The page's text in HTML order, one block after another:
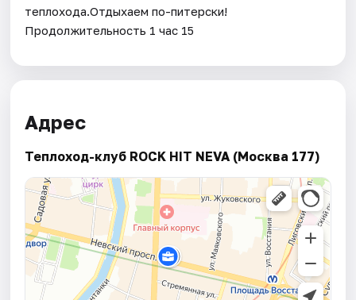
теплохода.Отдыхаем по-питерски!
Продолжительность 1 час 15
Адрес
Теплоход-клуб ROCK HIT NEVA (Москва 177)